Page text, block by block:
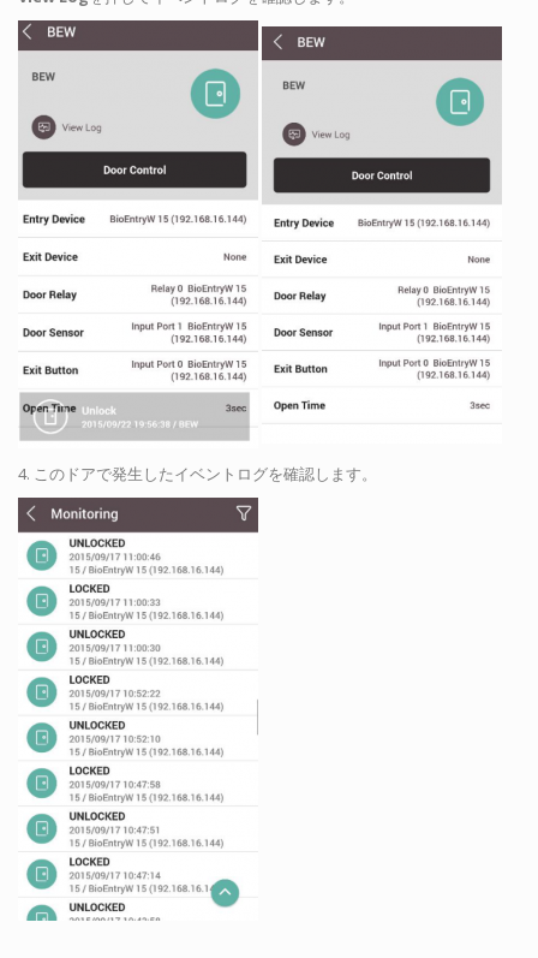
4. このドアで発生したイベントログを確認します。